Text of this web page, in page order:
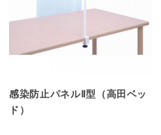
感染防止パネルⅡ型（高田ベッ
ド）